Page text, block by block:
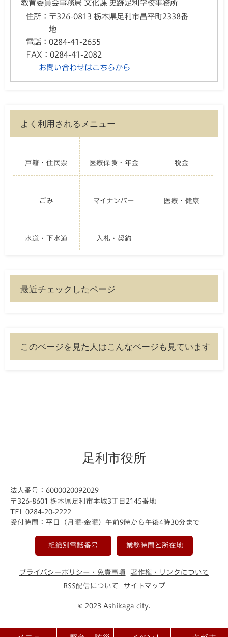
教育委員会事務局 文化課 史跡足利学校事務所
住所： 〒326-0813 栃木県足利市昌平町2338番
地
電話： 0284-41-2655
FAX： 0284-41-2082
お問い合わせはこちらから
よく利用されるメニュー
戸籍・住民票 医療保険・年金 税金
ごみ マイナンバー 医療・健康
水道・下水道 入札・契約
最近チェックしたページ
このページを見た人はこんなページも見ています
足利市役所
法人番号：6000020092029
〒326-8601 栃木県足利市本城3丁目2145番地
TEL 0284-20-2222
受付時間：平日（月曜-金曜）午前9時から午後4時30分まで
組織別電話番号 業務時間と所在地
プライバシーポリシー・免責事項
著作権・リンクについて
RSS配信について
サイトマップ
© 2023 Ashikaga city.